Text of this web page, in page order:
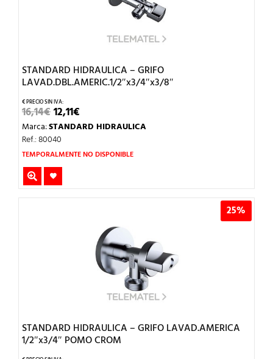
STANDARD HIDRAULICA – GRIFO
LAVAD.DBL.AMERIC.1/2″x3/4″x3/8″
16,14€EL
PRECIO
ORIGINAL
ERA:
16,14€.
12,11€PRECIO
ACTUAL
12,11€.
Marca:STANDARD HIDRAULICA
Ref.: 80040
TEMPORALMENTE NO DISPONIBLE
25%
STANDARD HIDRAULICA – GRIFO LAVAD.AMERICA
1/2″x3/4″ POMO CROM